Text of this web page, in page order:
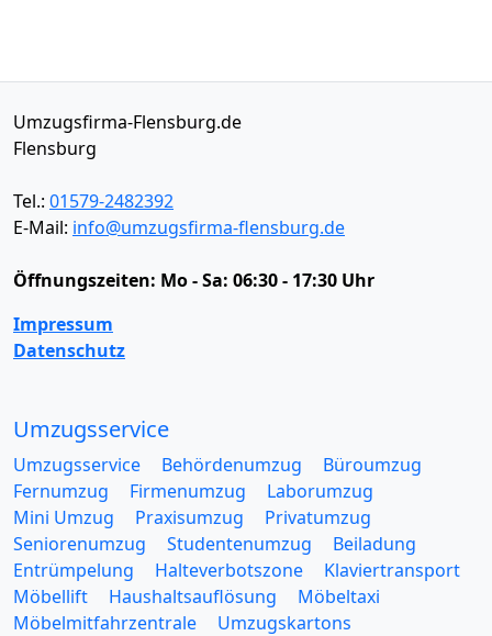
Umzugsfirma-Flensburg.de
Flensburg
Tel.: 01579-2482392
E-Mail: info@umzugsfirma-flensburg.de
Öffnungszeiten: Mo - Sa: 06:30 - 17:30 Uhr
Impressum
Datenschutz
Umzugsservice
Umzugsservice Behördenumzug
Büroumzug
Fernumzug
Firmenumzug
Laborumzug
Mini Umzug
Praxisumzug
Privatumzug
Seniorenumzug
Studentenumzug
Beiladung
Entrümpelung
Halteverbotszone
Klaviertransport
Möbellift
Haushaltsauflösung
Möbeltaxi
Möbelmitfahrzentrale
Umzugskartons